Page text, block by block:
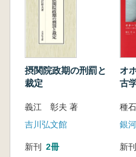
「舞楽図屏風」
はじめに
第一節 輪王寺甲本
第二節 近世前半期
桃翁筆本とA家本
第三節 将軍家と舞
おわりに
第四章 大名と舞楽図
はじめに
摂関院政期の刑罰と
裁定
義江 彰夫 著
吉川弘文館
新刊 2冊
オ
古
種
銀
新刊